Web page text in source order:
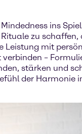
ins
zu schaffen,
Leistung mit
–
stärken und
der Harmonie